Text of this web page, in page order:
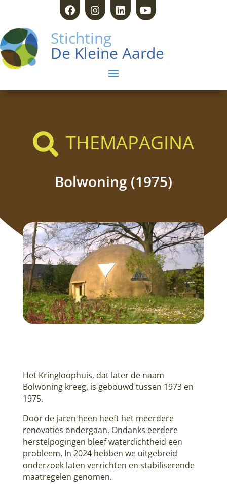
Stichting
De Kleine Aarde
 THEMAPAGINA
Bolwoning (1975)
Het Kringloophuis, dat later de naam
Bolwoning kreeg, is gebouwd tussen 1973 en
1975.
Door de jaren heen heeft het meerdere
renovaties ondergaan. Ondanks eerdere
herstelpogingen bleef waterdichtheid een
probleem. In 2024 hebben we uitgebreid
onderzoek laten verrichten en stabiliserende
maatregelen genomen.